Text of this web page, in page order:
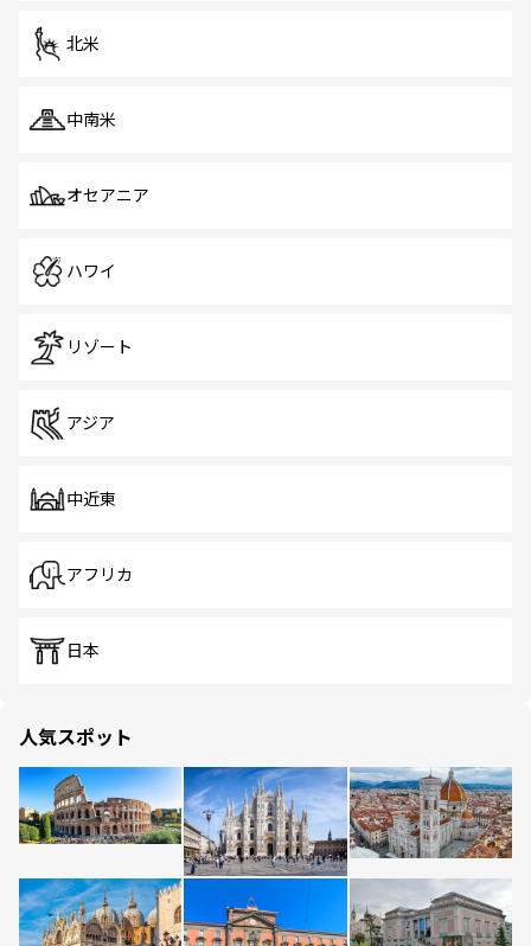
北米
中南米
オセアニア
ハワイ
リゾート
アジア
中近東
アフリカ
日本
人気スポット